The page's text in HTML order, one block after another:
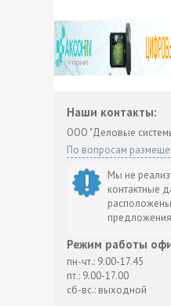
Наши контакты:
ООО "Деловые
По вопросам
Мы не
контактные
Режим работы
пн-чт.: 9.00-17.45
пт.: 9.00-17.00
сб-вс.: выходной